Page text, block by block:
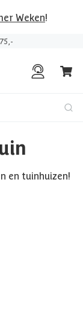
Weken!
en tuinhuizen!